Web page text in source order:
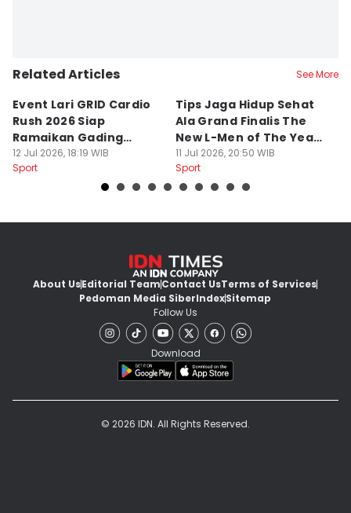
Related Articles See More
Event Lari GRID Cardio
Rush 2026 Siap
Ramaikan Gading
Serpong
12 Jul 2026, 18:19 WIB
Sport
Tips Jaga Hidup Sehat
Ala Grand Finalis The
New L-Men of The Year
2026
11 Jul 2026, 20:50 WIB
Sport
About UsEditorial TeamContact UsTerms of Services
Pedoman Media SiberIndexSitemap
Follow Us
Download
© 2026 IDN. All Rights Reserved.